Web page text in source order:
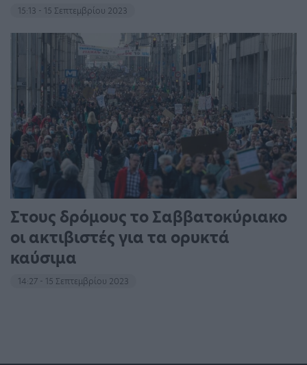
15:13 - 15 Σεπτεμβρίου 2023
Στους δρόμους το Σαββατοκύριακο
οι ακτιβιστές για τα ορυκτά
καύσιμα
14:27 - 15 Σεπτεμβρίου 2023